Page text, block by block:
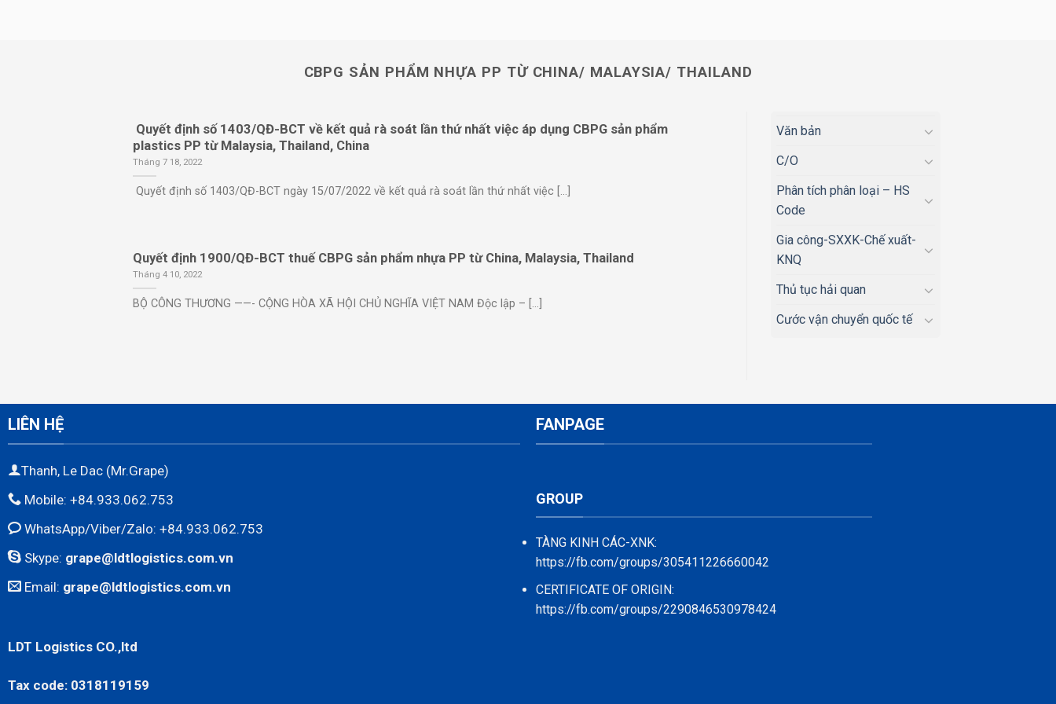
CBPG SẢN PHẨM NHỰA PP TỪ CHINA/ MALAYSIA/ THAILAND
Quyết định số 1403/QĐ-BCT về kết quả rà soát lần thứ nhất việc áp dụng CBPG sản phẩm
plastics PP từ Malaysia, Thailand, China
Tháng 7 18, 2022
Quyết định số 1403/QĐ-BCT ngày 15/07/2022 về kết quả rà soát lần thứ nhất việc [...]
Quyết định 1900/QĐ-BCT thuế CBPG sản phẩm nhựa PP từ China, Malaysia, Thailand
Tháng 4 10, 2022
BỘ CÔNG THƯƠNG ——- CỘNG HÒA XÃ HỘI CHỦ NGHĨA VIỆT NAM Độc lập – [...]
Văn bản
C/O
Phân tích phân loại – HS
Code
Gia công-SXXK-Chế xuất-
KNQ
Thủ tục hải quan
Cước vận chuyển quốc tế
LIÊN HỆ
Thanh, Le Dac (Mr.Grape)
Mobile: +84.933.062.753
WhatsApp/Viber/Zalo: +84.933.062.753
Skype: grape@ldtlogistics.com.vn
Email: grape@ldtlogistics.com.vn
LDT Logistics CO.,ltd
Tax code: 0318119159
FANPAGE
GROUP
TÀNG KINH CÁC-XNK:
https://fb.com/groups/305411226660042
CERTIFICATE OF ORIGIN:
https://fb.com/groups/2290846530978424